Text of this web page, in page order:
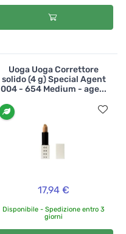
Uoga Uoga Correttore
solido (4 g) Special Agent
004 - 654 Medium - age...
17,94 €
Disponibile - Spedizione entro 3
giorni